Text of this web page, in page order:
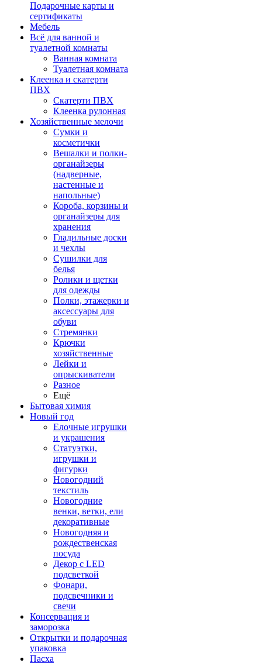
Подарочные карты и
сертификаты
Мебель
Всё для ванной и
туалетной комнаты
Ванная комната
Туалетная комната
Клеенка и скатерти
ПВХ
Скатерти ПВХ
Клеенка рулонная
Хозяйственные мелочи
Сумки и
косметички
Вешалки и полки-
органайзеры
(надверные,
настенные и
напольные)
Короба, корзины и
органайзеры для
хранения
Гладильные доски
и чехлы
Сушилки для
белья
Ролики и щетки
для одежды
Полки, этажерки и
аксессуары для
обуви
Стремянки
Крючки
хозяйственные
Лейки и
опрыскиватели
Разное
Ещё
Бытовая химия
Новый год
Елочные игрушки
и украшения
Статуэтки,
игрушки и
фигурки
Новогодний
текстиль
Новогодние
венки, ветки, ели
декоративные
Новогодняя и
рождественская
посуда
Декор с LED
подсветкой
Фонари,
подсвечники и
свечи
Консервация и
заморозка
Открытки и подарочная
упаковка
Пасха